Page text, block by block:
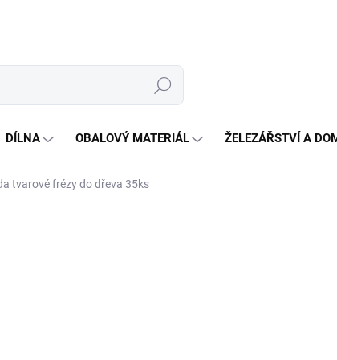
Hledat
DÍLNA OBALOVÝ MATERIÁL ŽELEZÁŘSTVÍ A
tvarové frézy do dřeva 35ks